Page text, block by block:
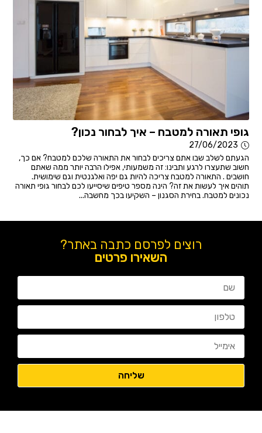
גופי תאורה למטבח – איך לבחור נכון?
27/06/2023
הגעתם לשלב שבו אתם צריכים לבחור את התאורה שלכם למטבח? אם כך,
חשוב שתעצרו לרגע ותבינו: זה משמעותי, אפילו הרבה יותר ממה שאתם
חושבים . התאורה למטבח צריכה להיות גם יפה ואלגנטית וגם שימושית.
תוהים איך לעשות את זה? הינה מספר טיפים שיסייעו לכם לבחור גופי תאורה
נכונים למטבח. בחירת הסגנון – השקיעו בכך מחשבה...
רוצים לפרסם כתבה באתר?
השאירו פרטים